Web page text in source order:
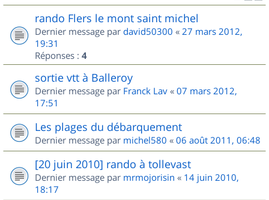
rando Flers le mont saint michel
Dernier message par david50300 « 27 mars 2012,
19:31
Réponses : 4
sortie vtt à Balleroy
Dernier message par Franck Lav « 07 mars 2012,
17:51
Les plages du débarquement
Dernier message par michel580 « 06 août 2011, 06:48
[20 juin 2010] rando à tollevast
Dernier message par mrmojorisin « 14 juin 2010,
18:17